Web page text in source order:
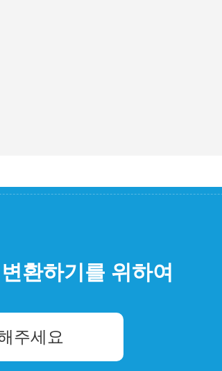
환하기를 위하여
주세요